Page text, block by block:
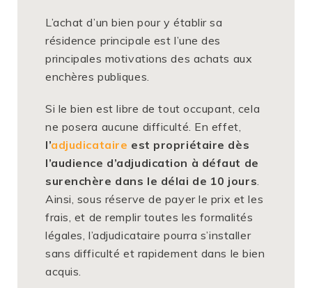
L’achat d’un bien pour y établir sa
résidence principale est l’une des
principales motivations des achats aux
enchères publiques.
Si le bien est libre de tout occupant, cela
ne posera aucune difficulté. En effet,
l’adjudicataire est propriétaire dès
l’audience d’adjudication à défaut de
surenchère dans le délai de 10 jours.
Ainsi, sous réserve de payer le prix et les
frais, et de remplir toutes les formalités
légales, l’adjudicataire pourra s’installer
sans difficulté et rapidement dans le bien
acquis.